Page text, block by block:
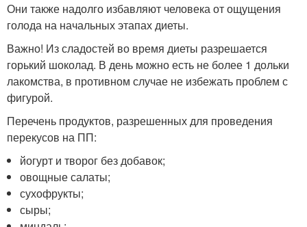
Они также надолго избавляют человека от ощущения
голода на начальных этапах диеты.
Важно! Из сладостей во время диеты разрешается
горький шоколад. В день можно есть не более 1 дольки
лакомства, в противном случае не избежать проблем с
фигурой.
Перечень продуктов, разрешенных для проведения
перекусов на ПП:
йогурт и творог без добавок;
овощные салаты;
сухофрукты;
сыры;